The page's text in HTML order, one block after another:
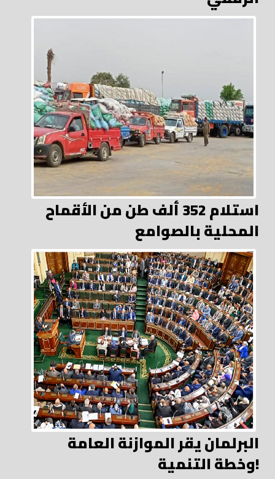
استلام 352 ألف طن من الأقماح
المحلية بالصوامع
البرلمان يقر الموازنة العامة
وخطة التنمية!